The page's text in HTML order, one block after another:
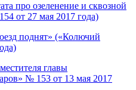
про озеленение и сквозной
от 27 мая 2017 года)
поднят» («Колючий
главы
№ 153 от 13 мая 2017